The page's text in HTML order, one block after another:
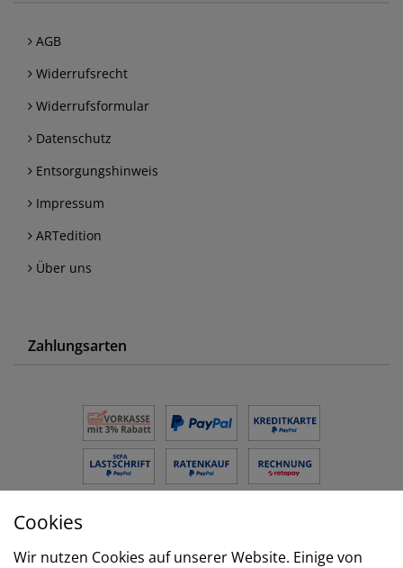
AGB
Widerrufsrecht
Widerrufsformular
Datenschutz
Entsorgungshinweis
Impressum
ARTedition
Über uns
Zahlungsarten
Versand
Cookies
Wir nutzen Cookies auf unserer Website. Einige von